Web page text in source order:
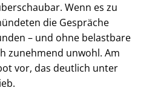
Wenn es zu
die Gespräche
– und ohne belastbare
zunehmend unwohl. Am
vor, das deutlich unter